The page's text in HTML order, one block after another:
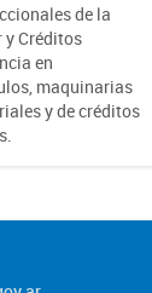
de la
y Créditos
en
maquinarias
y de créditos